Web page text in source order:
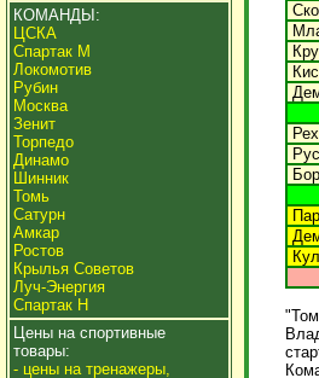
КОМАНДЫ:
ЦСКА
Спартак М
Локомотив
Рубин
Москва
Зенит
Торпедо
Динамо
Шинник
Томь
Сатурн
Амкар
Ростов
Крылья Советов
Луч-Энергия
Спартак Н
Цены на спортивные
товары:
- цены на тренажеры,